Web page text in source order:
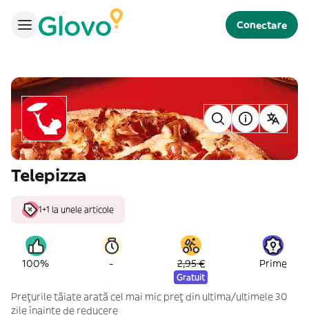
Conectare
Telepizza
1+1 la unele articole
100% - 2,95 €
Gratuit
Prime
Prețurile tăiate arată cel mai mic preț din ultima/ultimele 30
zile înainte de reducere